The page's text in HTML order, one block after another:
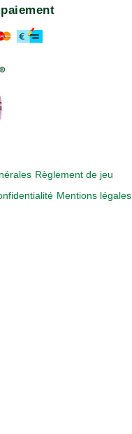
Règlement de jeu
Mentions légales